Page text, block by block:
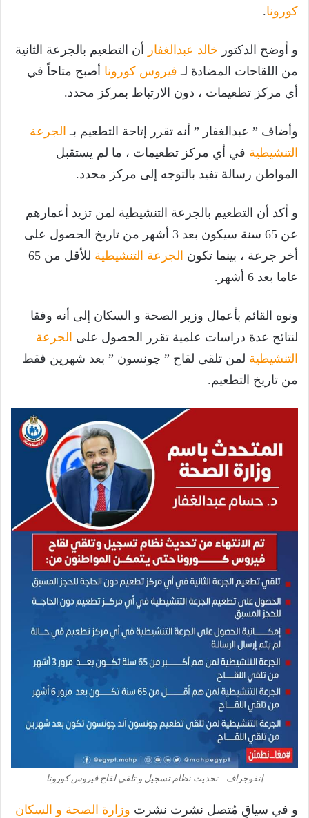
كورونا.
و أوضح الدكتور خالد عبدالغفار
أن التطعيم بالجرعة الثانية
من اللقاحات المضادة لـ فيروس كورونا أصبح متاحاً في
أي مركز تطعيمات ، دون الارتباط بمركز محدد.
وأضاف ” عبدالغفار ” أنه تقرر إتاحة التطعيم بـ الجرعة
التنشيطية في أي مركز تطعيمات ، ما لم يستقبل
المواطن رسالة تفيد بالتوجه إلى مركز محدد.
و أكد أن التطعيم بالجرعة التنشيطية لمن تزيد أعمارهم
عن 65 سنة سيكون بعد 3 أشهر من تاريخ الحصول على
أخر جرعة ، بينما تكون الجرعة التنشيطية
للأقل من 65
عاما بعد 6 أشهر.
ونوه القائم بأعمال وزير الصحة و السكان إلى أنه وفقا
لنتائج عدة دراسات علمية تقرر الحصول على الجرعة
التنشيطية لمن تلقى لقاح ” چونسون ” بعد شهرين فقط
من تاريخ التطعيم.
إنفوجراف .. تحديث نظام تسجيل و تلقي لقاح فيروس كورونا
و في سياقٍ مُتصل نشرت نشرت وزارة الصحة و السكان